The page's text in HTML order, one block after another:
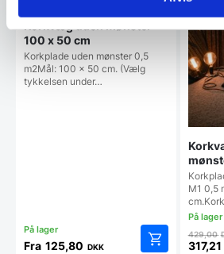
100 x 50 cm
Korkplade uden mønster 0,5
m2Mål: 100 x 50 cm. (Vælg
tykkelsen under…
Fra 125,80 DKK
cm
M1 0,5
429,00
317,21